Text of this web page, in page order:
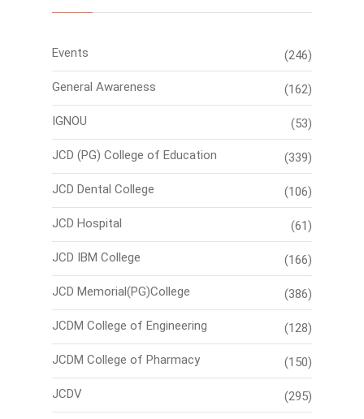
Events (246)
General Awareness (162)
IGNOU (53)
JCD (PG) College of Education (339)
JCD Dental College (106)
JCD Hospital (61)
JCD IBM College (166)
JCD Memorial(PG)College (386)
JCDM College of Engineering (128)
JCDM College of Pharmacy (150)
JCDV (295)